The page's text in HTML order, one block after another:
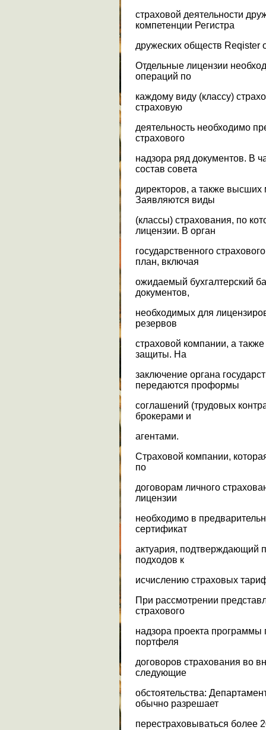
страховой деятельности
компетенции Регистра
дружеских обществ Reqister
Отдельные лицензии
операций по
каждому виду (классу)
страховую
деятельность необходимо
страхового
надзора ряд документов. В
состав совета
директоров, а также
Заявляются виды
(классы) страхования, по
лицензии. В орган
государственного
план, включая
ожидаемый бухгалтерский
документов,
необходимых для
резервов
страховой компании, а
защиты. На
заключение органа
передаются проформы
соглашений (трудовых
брокерами и
агентами.
Страховой компании,
по
договорам личного
лицензии
необходимо в
сертификат
актуария, подтверждающий
подходов к
исчислению страховых
При рассмотрении
страхового
надзора проекта
портфеля
договоров страхования во
следующие
обстоятельства:
обычно разрешает
перестраховываться более